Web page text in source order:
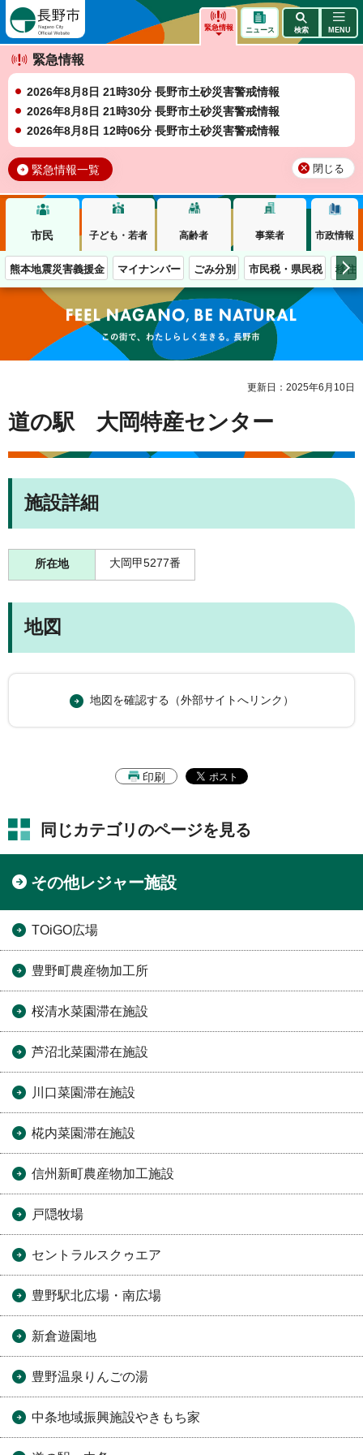
緊急情報
緊急情報
2026年8月8日 21時30分 長野市土砂災害警戒情報
2026年8月8日 21時30分 長野市土砂災害警戒情報
2026年8月8日 12時06分 長野市土砂災害警戒情報
緊急情報一覧 閉じる
ニュース 検索 MENU
市民 子ども・若者 高齢者 事業者 市政情報
熊本地震災害義援金 マイナンバー ごみ分別 市民税・県民税 移住
この街で、わたしらしく生きる。長野市
更新日：2025年6月10日
道の駅 大岡特産センター
施設詳細
所在地 大岡甲5277番
地図
地図を確認する（外部サイトへリンク）
印刷
同じカテゴリのページを見る
その他レジャー施設
TOiGO広場
豊野町農産物加工所
桜清水菜園滞在施設
芦沼北菜園滞在施設
川口菜園滞在施設
椛内菜園滞在施設
信州新町農産物加工施設
戸隠牧場
セントラルスクゥエア
豊野駅北広場・南広場
新倉遊園地
豊野温泉りんごの湯
中条地域振興施設やきもち家